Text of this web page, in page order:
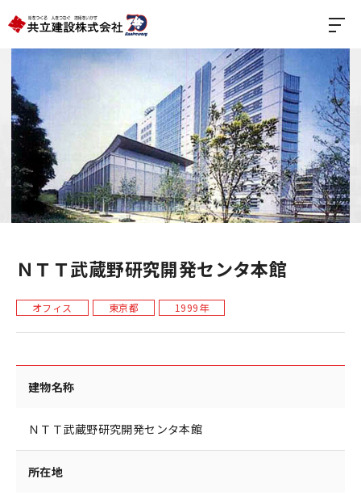
ＮＴＴ武蔵野研究開発センタ本館
オフィス 東京都 1999年
建物名称
ＮＴＴ武蔵野研究開発センタ本館
所在地